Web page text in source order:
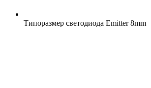
Типоразмер светодиода Emitter 8mm